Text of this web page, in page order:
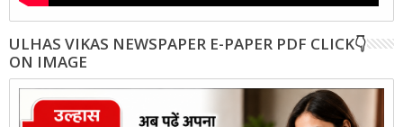
ULHAS VIKAS NEWSPAPER E-PAPER PDF CLICK👇
ON IMAGE